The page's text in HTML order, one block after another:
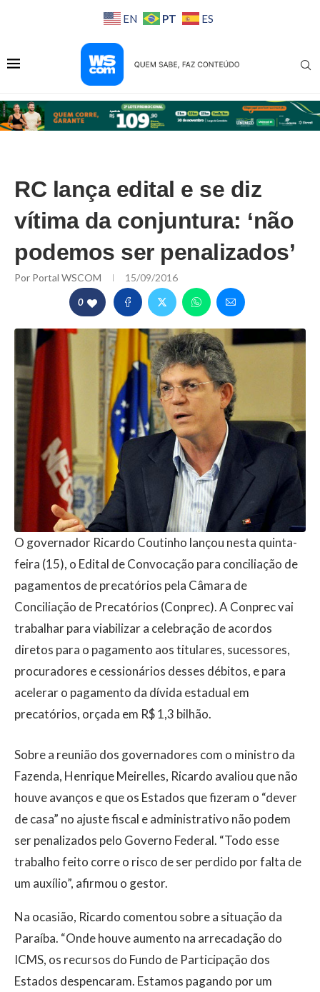
EN PT ES
RC lança edital e se diz
vítima da conjuntura: ‘não
podemos ser penalizados’
Por Portal WSCOM 15/09/2016
0
O governador Ricardo Coutinho lançou nesta quinta-
feira (15), o Edital de Convocação para conciliação de
pagamentos de precatórios pela Câmara de
Conciliação de Precatórios (Conprec). A Conprec vai
trabalhar para viabilizar a celebração de acordos
diretos para o pagamento aos titulares, sucessores,
procuradores e cessionários desses débitos, e para
acelerar o pagamento da dívida estadual em
precatórios, orçada em R$ 1,3 bilhão.
Sobre a reunião dos governadores com o ministro da
Fazenda, Henrique Meirelles, Ricardo avaliou que não
houve avanços e que os Estados que fizeram o “dever
de casa” no ajuste fiscal e administrativo não podem
ser penalizados pelo Governo Federal. “Todo esse
trabalho feito corre o risco de ser perdido por falta de
um auxílio”, afirmou o gestor.
Na ocasião, Ricardo comentou sobre a situação da
Paraíba. “Onde houve aumento na arrecadação do
ICMS, os recursos do Fundo de Participação dos
Estados despencaram. Estamos pagando por um